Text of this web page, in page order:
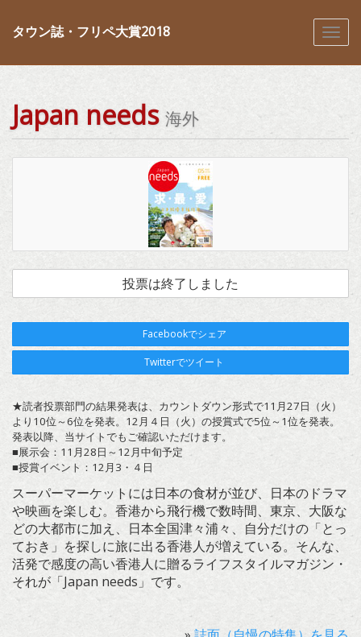
タウン誌・フリペ大賞2018
Japan needs 海外
投票は終了しました
Facebookでシェア
Twitterでツイート
★読者投票部門の結果発表は、カウントダウン形式で11月27日（火）
より10位～6位を発表。12月４日（火）の授賞式で5位～1位を発表。
発表以降、当サイトでもご確認いただけます。
■展示会：11月28日～12月中旬予定
■授賞イベント：12月3・４日
スーパーマーケットには日本の食材が並び、日本のドラマ
や映画を楽しむ。香港から飛行機で数時間、東京、大阪な
どの大都市に加え、日本全国津々浦々、自分だけの「とっ
ておき」を探しに旅に出る香港人が増えている。そんな、
活発で感度の高い香港人に贈るライフスタイルマガジン・
それが「Japan needs」です。